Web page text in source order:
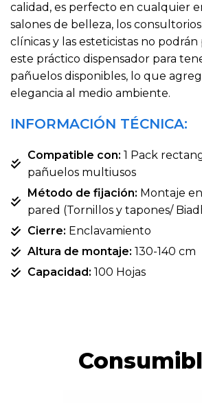
calidad, es perfecto en cualquier
salones de belleza, los
clínicas y las esteticistas no
este práctico dispensador para
pañuelos disponibles, lo que
elegancia al medio ambiente.
INFORMACIÓN TÉCNICA:
Compatible con: 1 Pack
pañuelos multiusos
Método de fijación: Montaje
pared (Tornillos y tapones/
Cierre: Enclavamiento
Altura de montaje: 130-140 cm
Capacidad: 100 Hojas